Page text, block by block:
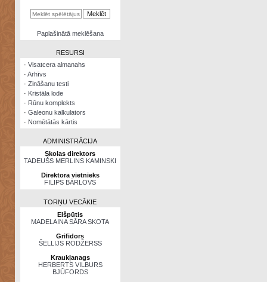
kalkulators
NomētātāsPaplašinātā meklēšana
RESURSI
· Visatcera almanahs
· Arhīvs
· Zināšanu testi
· Kristāla lode
· Rūnu komplekts
· Galeonu kalkulators
· Nomētātās kārtis
ADMINISTRĀCIJA
Skolas direktors
TADEUŠS MERLINS KAMINSKI
Direktora vietnieks
FILIPS BĀRLOVS
TORŅU VECĀKIE
Elšpūtis
MADELAINA SĀRA SKOTA
Grifidors
ŠELLIJS RODŽERSS
Kraukļanags
HERBERTS VILBURS
BJŪFORDS